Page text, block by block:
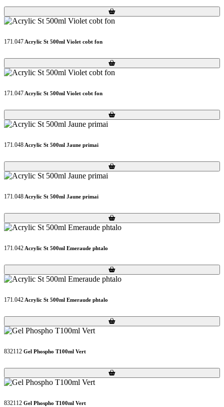
Loading...
Loading...
171.047 Acrylic St 500ml Violet cobt fon
Loading...
Loading...
171.047 Acrylic St 500ml Violet cobt fon
Loading...
Loading...
171.048 Acrylic St 500ml Jaune primai
Loading...
Loading...
171.048 Acrylic St 500ml Jaune primai
Loading...
Loading...
171.042 Acrylic St 500ml Emeraude phtalo
Loading...
Loading...
171.042 Acrylic St 500ml Emeraude phtalo
Loading...
Loading...
832112 Gel Phospho T100ml Vert
Loading...
Loading...
832112 Gel Phospho T100ml Vert